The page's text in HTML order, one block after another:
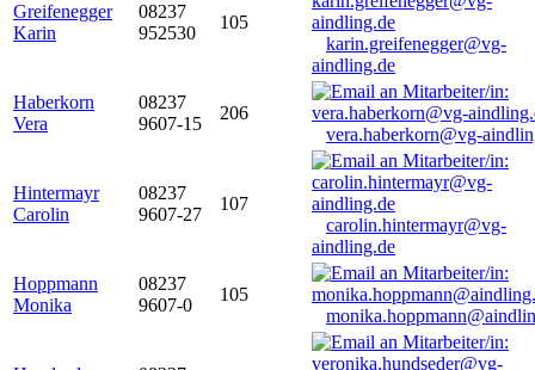
Greifenegger
Karin
08237
952530
105
karin.greifenegger@vg-
aindling.de
Haberkorn
Vera
08237
9607-15
206
vera.haberkorn@vg-
Hintermayr
Carolin
08237
9607-27
107
carolin.hintermayr@vg-
aindling.de
Hoppmann
Monika
08237
9607-0
105